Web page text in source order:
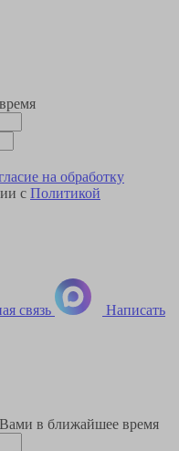
на обработку
с Политикой
связь Написать
в ближайшее время